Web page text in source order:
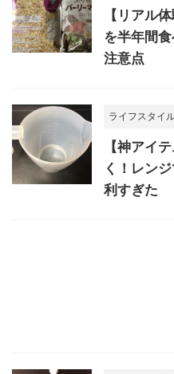
【リアル
を半年間
注意点
ライフスタイ
【神アイ
く！レン
利すぎた